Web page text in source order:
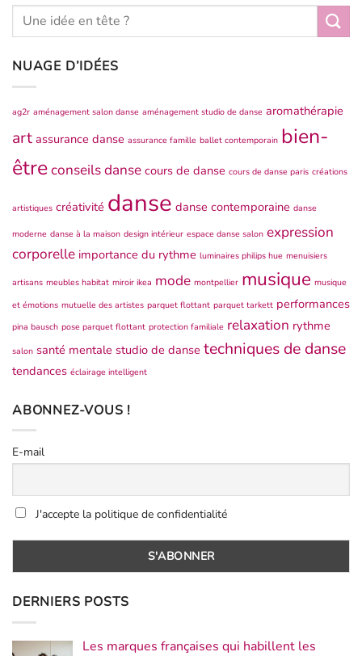
NUAGE D’IDÉES
ag2r aménagement salon danse aménagement studio de danse aromathérapie
art assurance danse assurance famille ballet contemporain bien-
êtreconseils danse cours de danse cours de danse paris créations
artistiques créativité danse danse contemporaine danse
moderne danse à la maison design intérieur espace danse salon expression
corporelle importance du rythme luminaires philips hue menuisiers
artisans meubles habitat miroir ikea mode montpellier musique musique
et émotions mutuelle des artistes parquet flottant parquet tarkett performances
pina bausch pose parquet flottant protection familiale relaxation rythme
salon santé mentale studio de danse techniques de danse
tendances éclairage intelligent
ABONNEZ-VOUS !
E-mail
J'accepte la politique de confidentialité
DERNIERS POSTS
Les marques françaises qui habillent les